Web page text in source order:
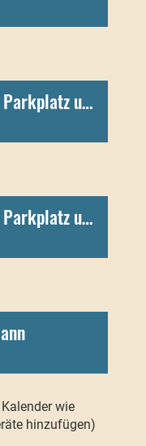
SSDS RG Ostschweiz Parkplatz und Toiletten
SSDS RG Ostschweiz Parkplatz und Toiletten
wie
hinzufügen)